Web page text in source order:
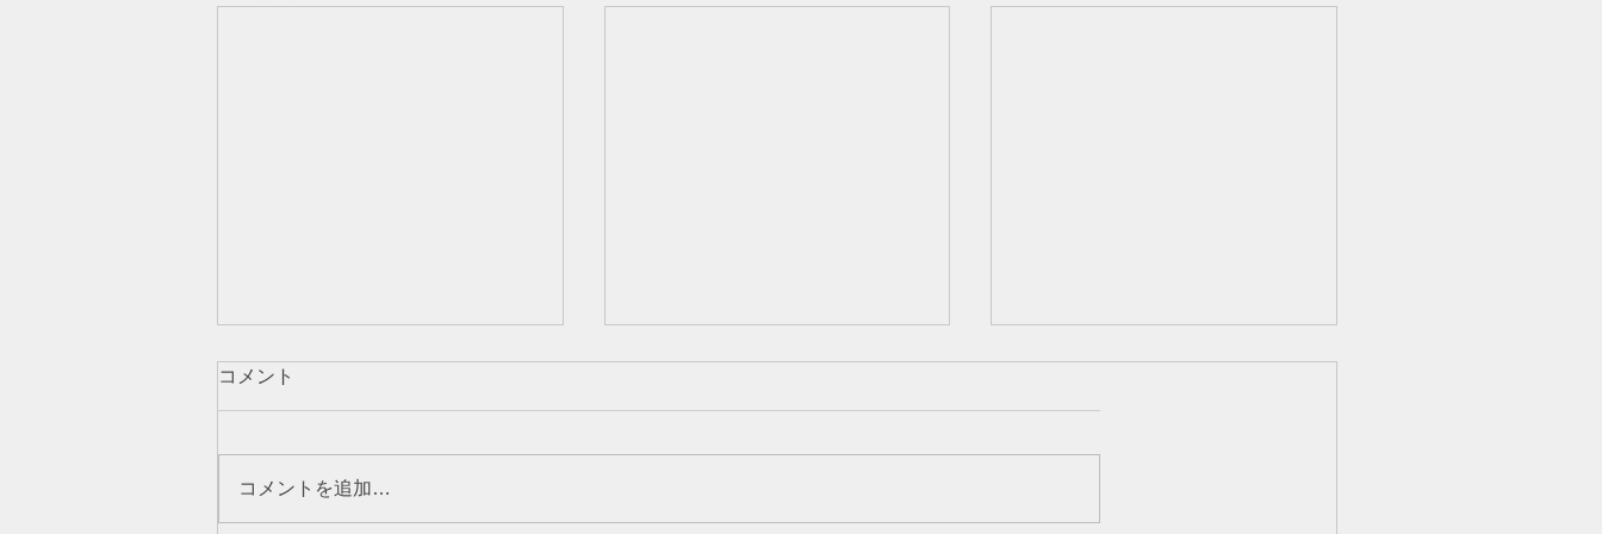
コメント
コメントを追加…